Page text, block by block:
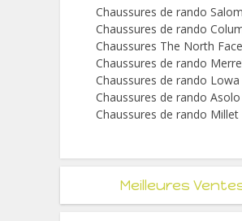
Chaussures de rando
Chaussures de rando
Chaussures The North Face
Chaussures de rando
Chaussures de rando Lowa
Chaussures de rando Asolo
Chaussures de rando Millet
Meilleures